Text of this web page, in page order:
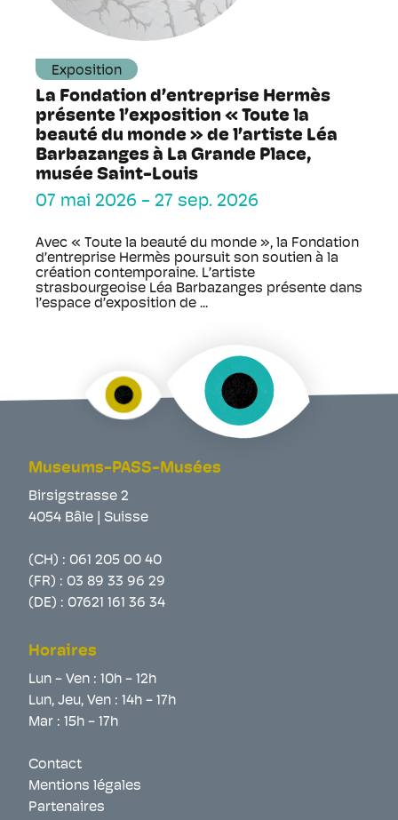
Exposition
La Fondation d’entreprise Hermès
présente l’exposition « Toute la
beauté du monde » de l’artiste Léa
Barbazanges à La Grande Place,
musée Saint-Louis
07 mai 2026 - 27 sep. 2026
Avec « Toute la beauté du monde », la Fondation
d’entreprise Hermès poursuit son soutien à la
création contemporaine. L’artiste
strasbourgeoise Léa Barbazanges présente dans
l’espace d’exposition de ...
Museums-PASS-Musées
Birsigstrasse 2
4054 Bâle | Suisse
(CH) : 061 205 00 40
(FR) : 03 89 33 96 29
(DE) : 07621 161 36 34
Horaires
Lun - Ven : 10h - 12h
Lun, Jeu, Ven : 14h - 17h
Mar : 15h - 17h
Contact
Mentions légales
Partenaires